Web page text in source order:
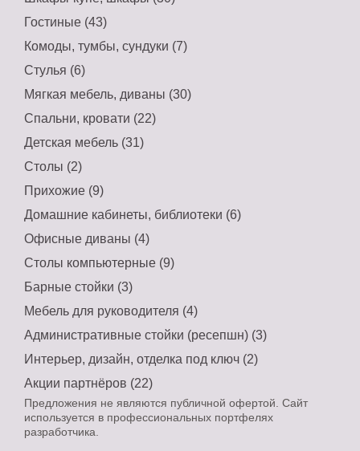
Гостиные (43)
Комоды, тумбы, сундуки (7)
Стулья (6)
Мягкая мебель, диваны (30)
Спальни, кровати (22)
Детская мебель (31)
Столы (2)
Прихожие (9)
Домашние кабинеты, библиотеки (6)
Офисные диваны (4)
Столы компьютерные (9)
Барные стойки (3)
Мебель для руководителя (4)
Административные стойки (ресепшн) (3)
Интерьер, дизайн, отделка под ключ (2)
Акции партнёров (22)
Предложения не являются публичной офертой. Сайт
используется в профессиональных портфелях
разработчика.